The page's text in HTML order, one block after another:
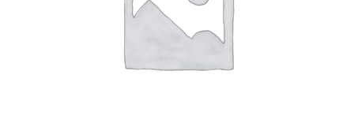
SHTOJE NË SHPORTË